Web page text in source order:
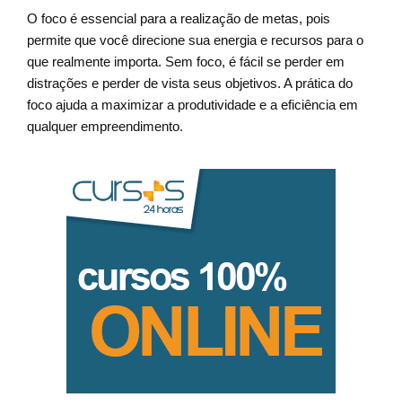
O foco é essencial para a realização de metas, pois
permite que você direcione sua energia e recursos para o
que realmente importa. Sem foco, é fácil se perder em
distrações e perder de vista seus objetivos. A prática do
foco ajuda a maximizar a produtividade e a eficiência em
qualquer empreendimento.